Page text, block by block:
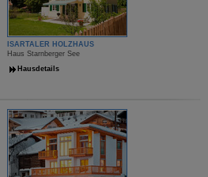
ISARTALER HOLZHAUS
Haus Starnberger See
Hausdetails